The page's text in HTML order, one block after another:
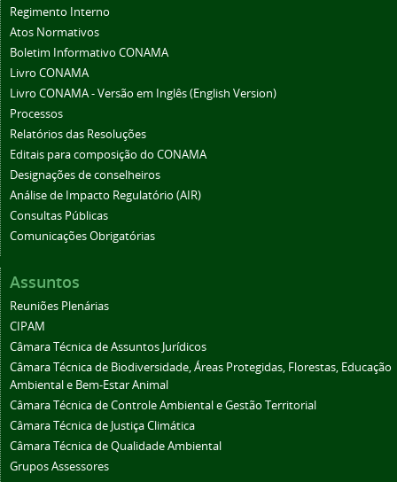
Regimento Interno
Atos Normativos
Boletim Informativo CONAMA
Livro CONAMA
Livro CONAMA - Versão em Inglês (English Version)
Processos
Relatórios das Resoluções
Editais para composição do CONAMA
Designações de conselheiros
Análise de Impacto Regulatório (AIR)
Consultas Públicas
Comunicações Obrigatórias
Assuntos
Reuniões Plenárias
CIPAM
Câmara Técnica de Assuntos Jurídicos
Câmara Técnica de Biodiversidade, Áreas Protegidas, Florestas, Educação
Ambiental e Bem-Estar Animal
Câmara Técnica de Controle Ambiental e Gestão Territorial
Câmara Técnica de Justiça Climática
Câmara Técnica de Qualidade Ambiental
Grupos Assessores